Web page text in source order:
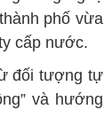
phố vừa
cấp nước.
đối tượng tự
và hướng